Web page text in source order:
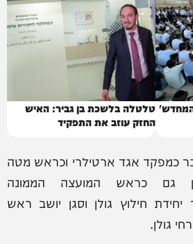
'המחדש' טלטלה בלשכת בן גביר: האיש
החזק עוזב את התפקיד
כמפקד אגד ארטילרי וכראש מטה
גם כראש המועצה הממונה
יחידת חילוץ גולן וסגן יושב ראש
גולן.